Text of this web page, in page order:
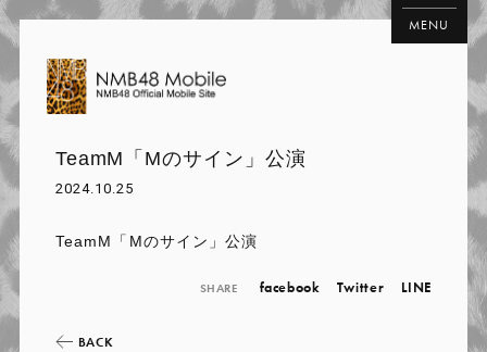
MENU
TeamM「Mのサイン」公演
2024.10.25
TeamM「Mのサイン」公演
SHARE facebook Twitter LINE
BACK